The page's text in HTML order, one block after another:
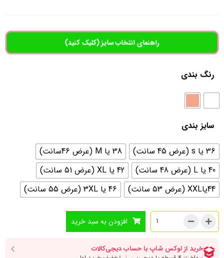
راهنمای انتخاب سایز (کلیک کنید)
رنگ بندی
سایز بندی
36 یا s (عرض 45 سانت)
38 یا M (عرض 46سانت)
40 یا L (عرض 48 سانت)
42 یا XL (عرض 51 سانت)
44یاXXL (عرض 53 سانت)
46 یا 3XL (عرض 55 سانت)
افزودن به سبد خرید